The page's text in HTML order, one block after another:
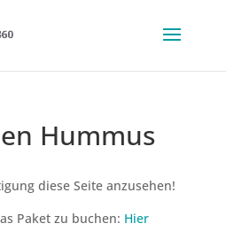
Hummus
diese Seite anzusehen!
Paket zu buchen: Hier